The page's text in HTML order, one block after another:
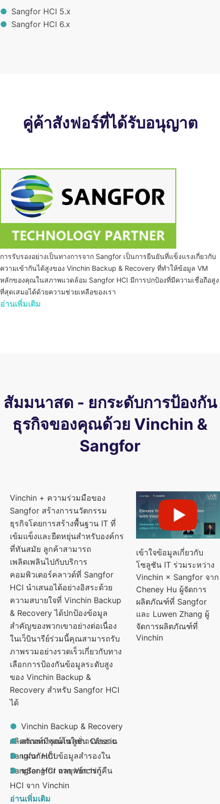
Sangfor HCI 5.x
Sangfor HCI 6.x
คู่ค้าสังฟอร์ที่ได้รับอนุญาต
การรับรองอย่างเป็นทางการจาก Sangfor เป็นการยืนยันที่แข็งแรงเกี่ยวกับ
ความเข้ากันได้สูงของ Vinchin Backup & Recovery ที่ทำให้ข้อมูล VM
หลักของคุณในสภาพแวดล้อม Sangfor HCI มีการปกป้องที่มีความเชื่อถือสูง
ที่สุดเสมอได้ด้วยความช่วยเหลือของเรา
อ่านเพิ่มเติม
สัมมนาสด - ยกระดับการป้องกัน
ธุรกิจของคุณด้วย Vinchin &
Sangfor
Vinchin + ความร่วมมือของ
Sangfor สร้างการนวัตกรรม
ธุรกิจโดยการสร้างพื้นฐาน IT ที่
เข้มแข็งและยืดหยุ่นสำหรับองค์กร
ที่ทันสมัย ลูกค้าสามารถ
เพลิดเพลินไปกับบริการ
คอมพิวเตอร์คลาวด์ที่ Sangfor
HCI นำเสนอได้อย่างอิสระด้วย
ความสบายใจที่ Vinchin Backup
& Recovery ได้ปกป้องข้อมูล
สำคัญของพวกเขาอย่างต่อเนื่อง
ในเว็บินารีย์ร่วมนี้คุณสามารถรับ
ภาพรวมอย่างรวดเร็วเกี่ยวกับทาง
เลือกการป้องกันข้อมูลระดับสูง
ของ Vinchin Backup &
Recovery สำหรับ Sangfor HCI
ได้
Vinchin Backup & Recovery
ผลิตภัณฑ์มีจุดเด่นในการทำงาน
สถานการณ์โซลูชั่น Classic
Sangfor HCI
แผนกักเก็บข้อมูลสำรองใน
Sangfor HCI จาก Vinchin
ขSangfor กลยุทธ์การกู้คืน
HCI จาก Vinchin
อ่านเพิ่มเติม
เข้าใจข้อมูลเกี่ยวกับ
โซลูชัน IT ร่วมระหว่าง
Vinchin × Sangfor จาก
Cheney Hu ผู้จัดการ
ผลิตภัณฑ์ที่ Sangfor
และ Luwen Zhang ผู้
จัดการผลิตภัณฑ์ที่
Vinchin